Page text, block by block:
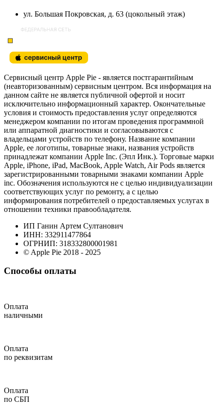
ул. Большая Покровская, д. 63 (цокольный этаж)
Сервисный центр Apple Pie - является постгарантийным
(неавторизованным) сервисным центром. Вся информация на
данном сайте не является публичной офертой и носит
исключительно информационный характер. Окончательные
условия и стоимость предоставления услуг определяются
менеджером компании по итогам проведения программной
или аппаратной диагностики и согласовываются с
владельцами устройств по телефону. Название компании
Apple, ее логотипы, товарные знаки, названия устройств
принадлежат компании Apple Inc. (Эпл Инк.). Торговые марки
Apple, iPhone, iPad, MacBook, Apple Watch, Air Pods является
зарегистрированными товарными знаками компании Apple
inc. Обозначения используются не с целью индивидуализации
соответствующих услуг по ремонту, а с целью
информирования потребителей о предоставляемых услугах в
отношении техники правообладателя.
ИП Ганин Артем Султанович
ИНН: 332911477864
ОГРНИП: 318332800001981
© Apple Pie 2018 - 2025
Способы оплаты
Оплата
наличными
Оплата
по реквизитам
Оплата
по СБП